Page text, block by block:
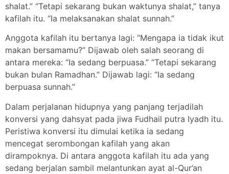
shalat.” “Tetapi sekarang bukan waktunya shalat,” tanya
kafilah itu. “Ia melaksanakan shalat sunnah.”
Anggota kafilah itu bertanya lagi: “Mengapa ia tidak ikut
makan bersamamu?” Dijawab oleh salah seorang di
antara mereka: “Ia sedang berpuasa.” “Tetapi sekarang
bukan bulan Ramadhan.” Dijawab lagi: “Ia sedang
berpuasa sunnah.”
Dalam perjalanan hidupnya yang panjang terjadilah
konversi yang dahsyat pada jiwa Fudhail putra Iyadh itu.
Peristiwa konversi itu dimulai ketika ia sedang
mencegat serombongan kafilah yang akan
dirampoknya. Di antara anggota kafilah itu ada yang
sedang berjalan sambil melantunkan ayat al-Qur’an